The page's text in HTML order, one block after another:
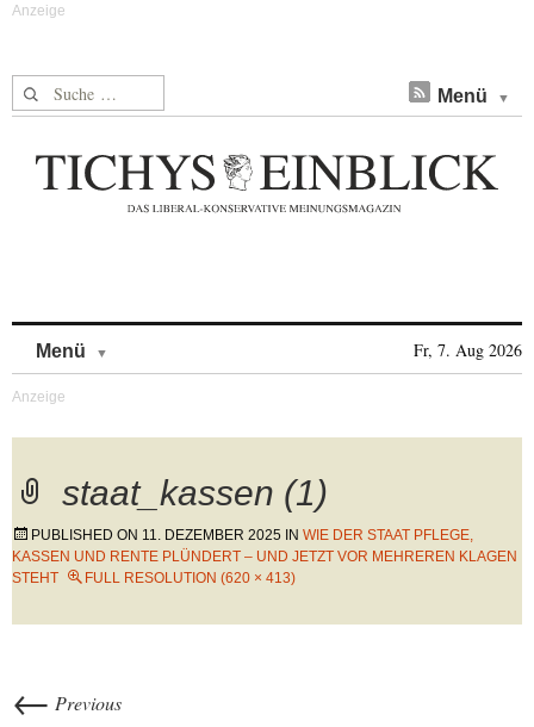
Suche nach: Menü
Menü Fr, 7. Aug 2026
staat_kassen (1)
PUBLISHED ON 11. DEZEMBER 2025 IN WIE DER STAAT PFLEGE,
KASSEN UND RENTE PLÜNDERT – UND JETZT VOR MEHREREN KLAGEN
STEHT
FULL RESOLUTION (620 × 413)
← Previous